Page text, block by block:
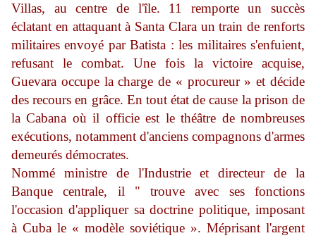
Villas, au centre de l'île. 11 remporte un succès
éclatant en attaquant à Santa Clara un train de renforts
militaires envoyé par Batista : les militaires s'enfuient,
refusant le combat. Une fois la victoire acquise,
Guevara occupe la charge de « procureur » et décide
des recours en grâce. En tout état de cause la prison de
la Cabana où il officie est le théâtre de nombreuses
exécutions, notamment d'anciens compagnons d'armes
demeurés démocrates.
Nommé ministre de l'Industrie et directeur de la
Banque centrale, il
"
trouve avec ses fonctions
l'occasion d'appliquer sa doctrine politique, impo­sant
à Cuba le « modèle soviétique ». Méprisant l'argent